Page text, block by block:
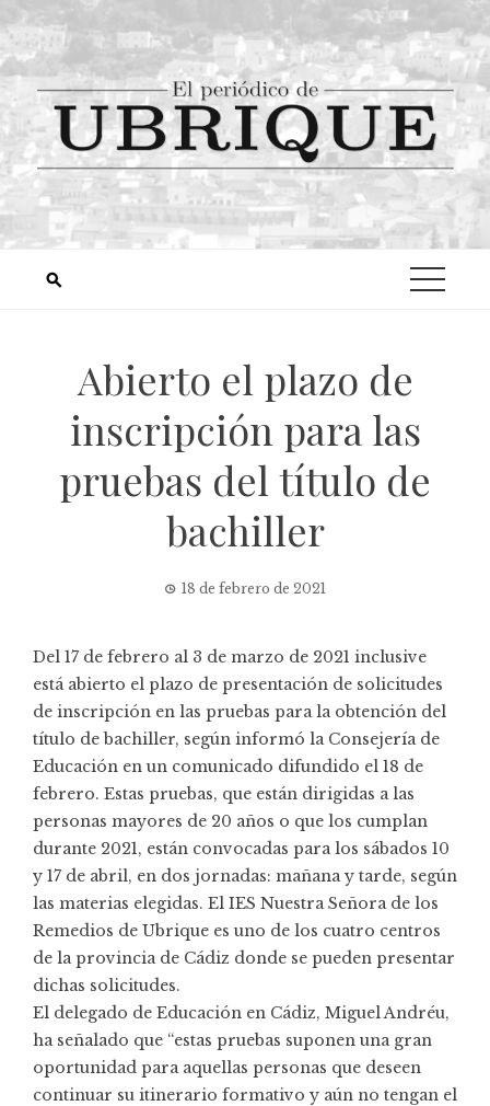
Abierto el plazo de
inscripción para las
pruebas del título de
bachiller
18 de febrero de 2021
Del 17 de febrero al 3 de marzo de 2021 inclusive
está abierto el plazo de presentación de solicitudes
de inscripción en las pruebas para la obtención del
título de bachiller, según informó la Consejería de
Educación en un comunicado difundido el 18 de
febrero. Estas pruebas, que están dirigidas a las
personas mayores de 20 años o que los cumplan
durante 2021, están convocadas para los sábados 10
y 17 de abril, en dos jornadas: mañana y tarde, según
las materias elegidas. El IES Nuestra Señora de los
Remedios de Ubrique es uno de los cuatro centros
de la provincia de Cádiz donde se pueden presentar
dichas solicitudes.
El delegado de Educación en Cádiz, Miguel Andréu,
ha señalado que “estas pruebas suponen una gran
oportunidad para aquellas personas que deseen
continuar su itinerario formativo y aún no tengan el